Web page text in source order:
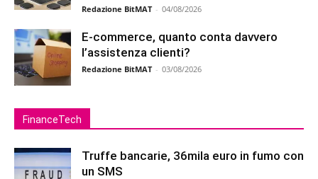
Redazione BitMAT - 04/08/2026
E-commerce, quanto conta davvero
l’assistenza clienti?
Redazione BitMAT - 03/08/2026
FinanceTech
Truffe bancarie, 36mila euro in fumo con
un SMS